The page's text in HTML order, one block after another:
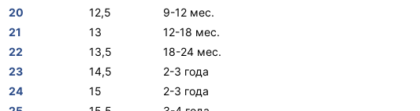
20
12,5
9-12 мес.
21
13
12-18 мес.
22
13,5
18-24 мес.
23
14,5
2-3 года
24
15
2-3 года